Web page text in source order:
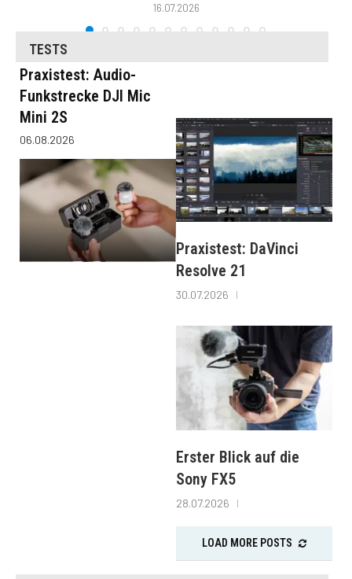
16.07.2026
TESTS
Praxistest: Audio-
Funkstrecke DJI Mic
Mini 2S
06.08.2026
Praxistest: DaVinci
Resolve 21
30.07.2026
Erster Blick auf die
Sony FX5
28.07.2026
LOAD MORE POSTS